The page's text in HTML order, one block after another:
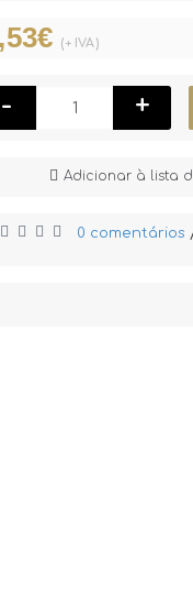
(+ IVA)
- +
Adicionar à lista
0 comentários